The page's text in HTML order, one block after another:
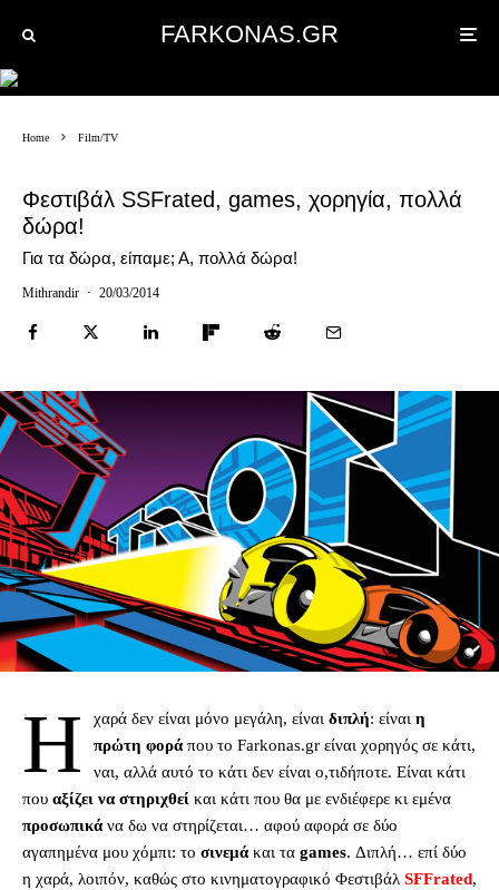
FARKONAS.GR
Home Film/TV
Φεστιβάλ SSFrated, games, χορηγία, πολλά
δώρα!
Για τα δώρα, είπαμε; Α, πολλά δώρα!
Mithrandir · 20/03/2014
Η χαρά δεν είναι μόνο μεγάλη, είναι διπλή: είναι η
πρώτη φοράπου το Farkonas.gr είναι χορηγός σε κάτι,
ναι, αλλά αυτό το κάτι δεν είναι ο,τιδήποτε. Είναι κάτι
που αξίζει να στηριχθεί και κάτι που θα με ενδιέφερε κι εμένα
προσωπικάνα δω να στηρίζεται… αφού αφορά σε δύο
αγαπημένα μου χόμπι: το σινεμάκαι τα games. Διπλή… επί δύο
η χαρά, λοιπόν, καθώς στο κινηματογραφικό Φεστιβάλ SFFrated,